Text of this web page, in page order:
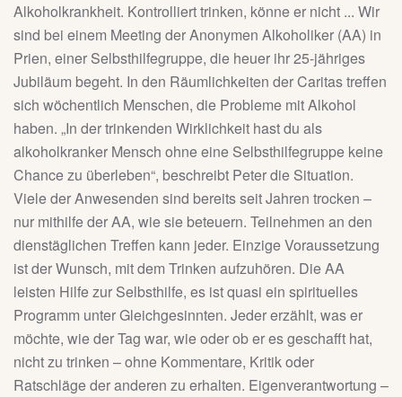
Alkoholkrankheit. Kontrolliert trinken, könne er nicht ... Wir
sind bei einem Meeting der Anonymen Alkoholiker (AA) in
Prien, einer Selbsthilfegruppe, die heuer ihr 25-jähriges
Jubiläum begeht. In den Räumlichkeiten der Caritas treffen
sich wöchentlich Menschen, die Probleme mit Alkohol
haben. „In der trinkenden Wirklichkeit hast du als
alkoholkranker Mensch ohne eine Selbsthilfegruppe keine
Chance zu überleben“, beschreibt Peter die Situation.
Viele der Anwesenden sind bereits seit Jahren trocken –
nur mithilfe der AA, wie sie beteuern. Teilnehmen an den
dienstäglichen Treffen kann jeder. Einzige Voraussetzung
ist der Wunsch, mit dem Trinken aufzuhören. Die AA
leisten Hilfe zur Selbsthilfe, es ist quasi ein spirituelles
Programm unter Gleichgesinnten. Jeder erzählt, was er
möchte, wie der Tag war, wie oder ob er es geschafft hat,
nicht zu trinken – ohne Kommentare, Kritik oder
Ratschläge der anderen zu erhalten. Eigenverantwortung –